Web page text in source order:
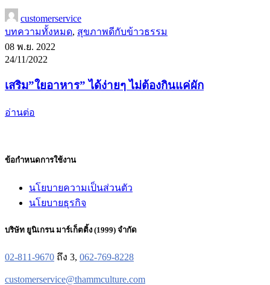
customerservice
บทความทั้งหมด, สุขภาพดีกับข้าวธรรม
08 พ.ย. 2022
24/11/2022
เสริม”ใยอาหาร” ได้ง่ายๆ ไม่ต้องกินแค่ผัก
อ่านต่อ
ข้อกำหนดการใช้งาน
นโยบายความเป็นส่วนตัว
นโยบายธุรกิจ
บริษัท ยูนิเกรน มาร์เก็ตติ้ง (1999) จำกัด
02-811-9670 ถึง 3, 062-769-8228
customerservice@thammculture.com